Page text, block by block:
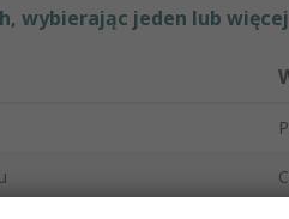
wybierając jeden lub